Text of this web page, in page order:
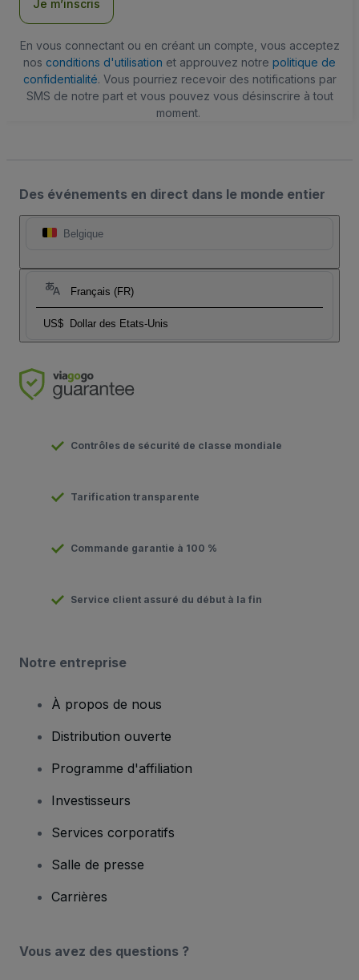
Je m’inscris
En vous connectant ou en créant un compte, vous acceptez
nos conditions d'utilisation et approuvez notre politique de
confidentialité. Vous pourriez recevoir des notifications par
SMS de notre part et vous pouvez vous désinscrire à tout
moment.
Des événements en direct dans le monde entier
Belgique
Français (FR)
US$ Dollar des Etats-Unis
Contrôles de sécurité de classe mondiale
Tarification transparente
Commande garantie à 100 %
Service client assuré du début à la fin
Notre entreprise
À propos de nous
Distribution ouverte
Programme d'affiliation
Investisseurs
Services corporatifs
Salle de presse
Carrières
Vous avez des questions ?